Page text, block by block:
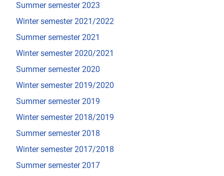
Summer semester 2023
Winter semester 2021/2022
Summer semester 2021
Winter semester 2020/2021
Summer semester 2020
Winter semester 2019/2020
Summer semester 2019
Winter semester 2018/2019
Summer semester 2018
Winter semester 2017/2018
Summer semester 2017